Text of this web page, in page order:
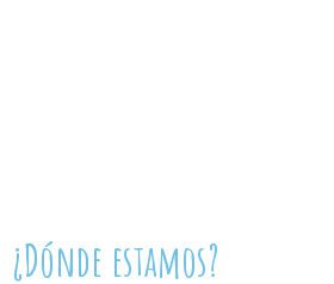
¿Dónde estamos?